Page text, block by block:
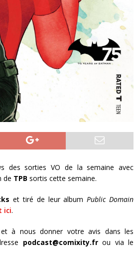
des sorties VO de la semaine avec
de TPB sortis cette semaine.
et tiré de leur albumPublic Domain
ici.
à nous donner votre avis dans les
podcast@comixity.frou via le